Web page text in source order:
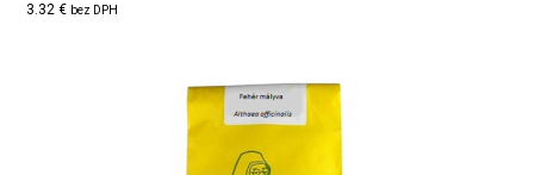
3.32 € bez DPH